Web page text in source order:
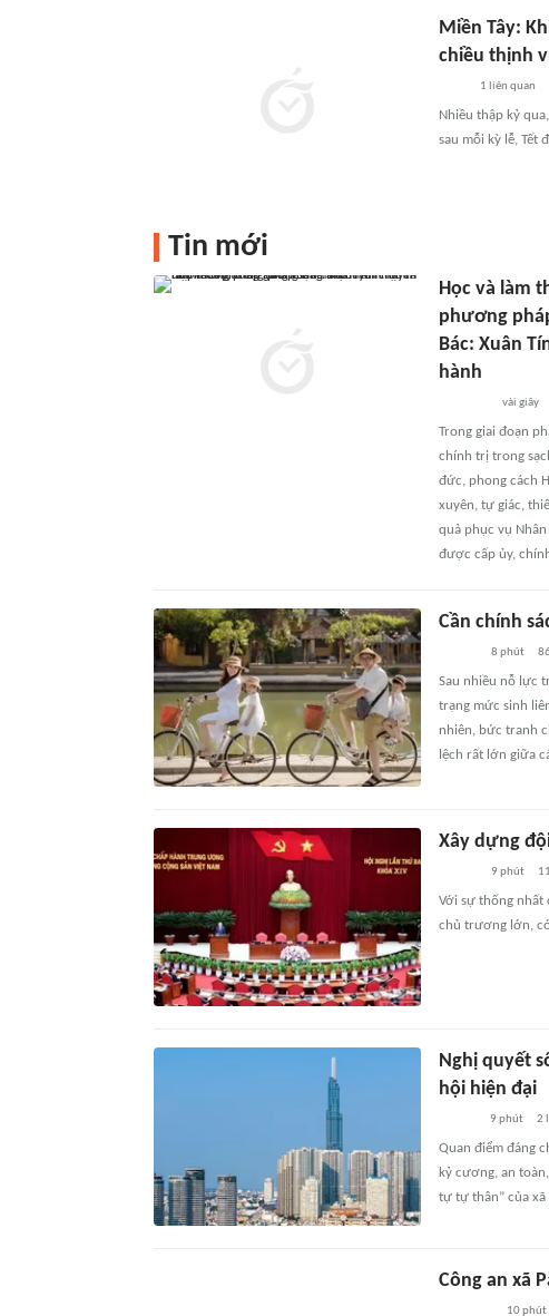
Miền Tây:
chiều thịnh
1 liên quan
Nhiều thập kỷ
sau mỗi kỳ lễ, Tết
Tin mới
Học và làm
phương
Bác: Xuân
hành
vài giây
Trong giai đoạn
chính trị trong
đức, phong cách
xuyên, tự giác,
quả phục vụ
được cấp ủy,
Cần chính
8 phút
Sau nhiều nỗ lực
trạng mức sinh
nhiên, bức tranh
lệch rất lớn giữa
Xây dựng
9 phút
Với sự thống nhất
chủ trương lớn,
Nghị quyết
hội hiện đại
9 phút 2
Quan điểm đáng
kỷ cương, an
tự tự thân” của xã
Công an xã
10 phút